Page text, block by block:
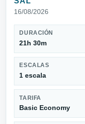
16/08/2026
DURACIÓN
21h 30m
ESCALAS
1 escala
TARIFA
Basic Economy